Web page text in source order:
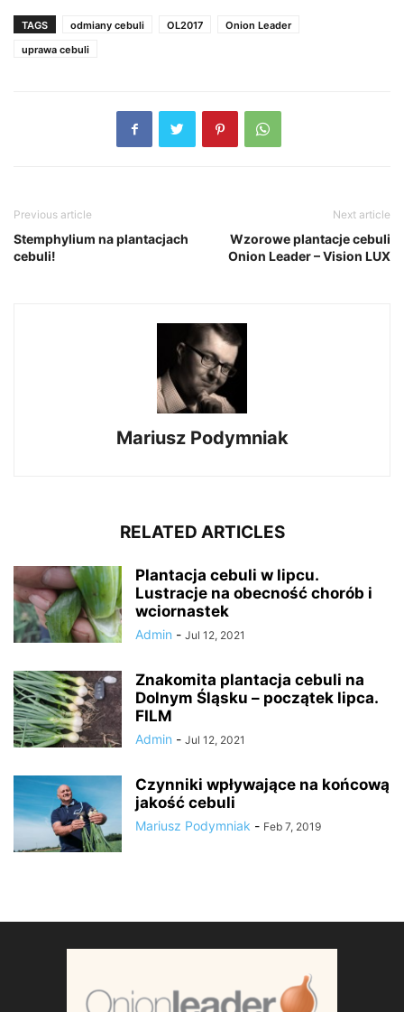
TAGS odmiany cebuli OL2017
Onion Leader
uprawa cebuli
Previous article
Stemphylium na plantacjach
cebuli!
Next article
Wzorowe plantacje cebuli
Onion Leader – Vision LUX
Mariusz Podymniak
RELATED ARTICLES
Plantacja cebuli w lipcu.
Lustracje na obecność chorób i
wciornastek
Admin - Jul 12, 2021
Znakomita plantacja cebuli na
Dolnym Śląsku – początek lipca.
FILM
Admin - Jul 12, 2021
Czynniki wpływające na końcową
jakość cebuli
Mariusz Podymniak - Feb 7, 2019